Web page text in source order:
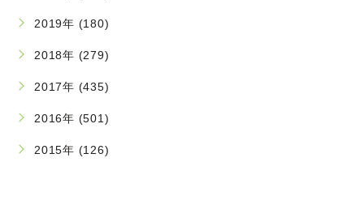
2019年 (180)
2018年 (279)
2017年 (435)
2016年 (501)
2015年 (126)